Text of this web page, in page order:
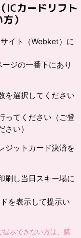
ICカードリフト
）
イト（Webket）に
ジの一番下にあり
を選択してください
ってください（ご登
い）
ジットカード決済を
刷し当日スキー場に
を表示して提示い
提示できない方は、購